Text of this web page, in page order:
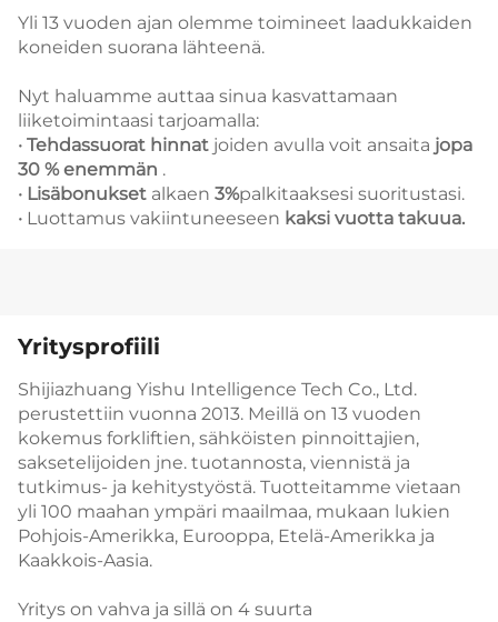
Yli 13 vuoden ajan olemme toimineet laadukkaiden
koneiden suorana lähteenä.
Nyt haluamme auttaa sinua kasvattamaan
liiketoimintaasi tarjoamalla:
· Tehdassuorat hinnat joiden avulla voit ansaita jopa
30 % enemmän .
· Lisäbonukset alkaen 3%palkitaaksesi suoritustasi.
· Luottamus vakiintuneeseen kaksi vuotta takuua.
Yritysprofiili
Shijiazhuang Yishu Intelligence Tech Co., Ltd.
perustettiin vuonna 2013. Meillä on 13 vuoden
kokemus forkliftien, sähköisten pinnoittajien,
saksetelijoiden jne. tuotannosta, viennistä ja
tutkimus- ja kehitystyöstä. Tuotteitamme vietaan
yli 100 maahan ympäri maailmaa, mukaan lukien
Pohjois-Amerikka, Eurooppa, Etelä-Amerikka ja
Kaakkois-Aasia.
Yritys on vahva ja sillä on 4 suurta